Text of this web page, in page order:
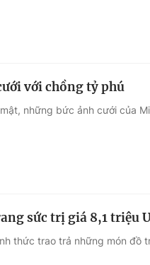
với chồng tỷ phú
những bức ảnh cưới của
sức trị giá 8,1 triệu
thức trao trả những món đồ